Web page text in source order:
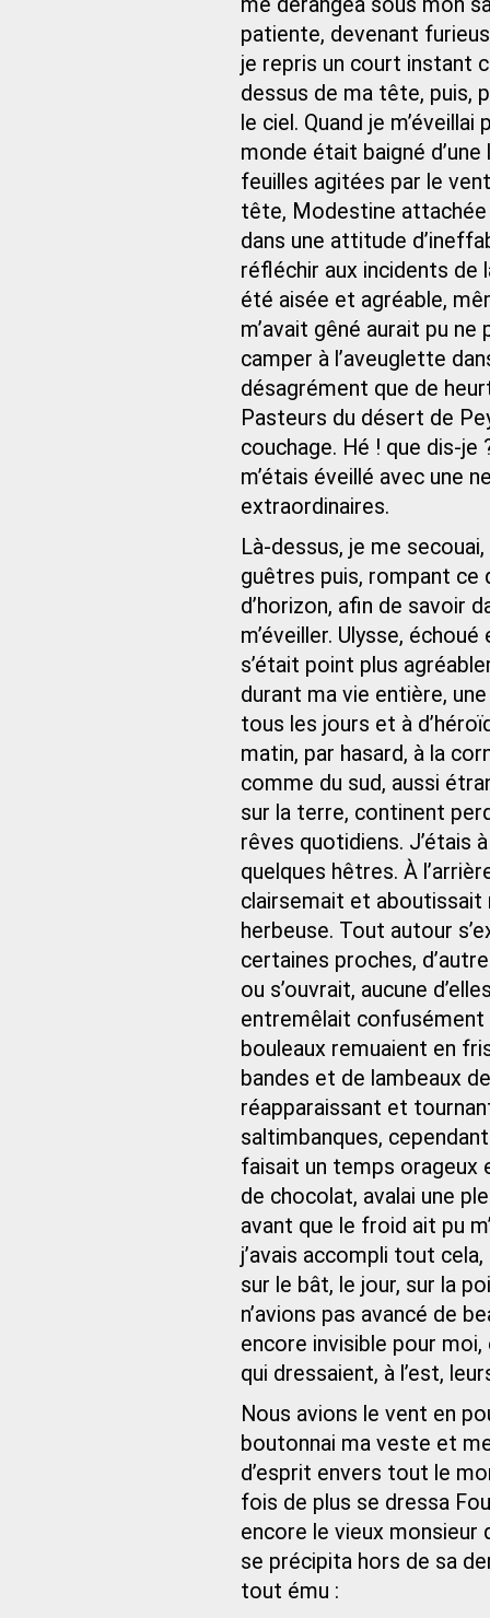
patiente, devenant
je repris un court instant
dessus de ma tête, puis,
le ciel. Quand je
monde était baigné
feuilles agitées par le
tête, Modestine attachée
dans une attitude
réfléchir aux incidents de
été aisée et agréable,
m’avait gêné aurait pu
camper à l’aveuglette
désagrément que de
Pasteurs du désert de
couchage. Hé ! que dis-je
m’étais éveillé avec une
extraordinaires.
Là-dessus, je me
guêtres puis, rompant ce
d’horizon, afin de savoir
m’éveiller. Ulysse,
s’était point plus
durant ma vie entière,
tous les jours et à
matin, par hasard, à la
comme du sud, aussi
sur la terre, continent
rêves quotidiens. J’étais
quelques hêtres. À
clairsemait et aboutissait
herbeuse. Tout autour
certaines proches,
ou s’ouvrait, aucune
entremêlait confusément
bouleaux remuaient en
bandes et de lambeaux
réapparaissant et
saltimbanques,
faisait un temps orageux
de chocolat, avalai une
avant que le froid ait pu
j’avais accompli tout
sur le bât, le jour, sur la
n’avions pas avancé de
encore invisible pour
qui dressaient, à l’est,
Nous avions le vent en
boutonnai ma veste et
d’esprit envers tout le
fois de plus se dressa
encore le vieux monsieur
se précipita hors de sa
tout ému :